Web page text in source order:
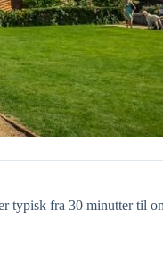
typisk fra 30 minutter til